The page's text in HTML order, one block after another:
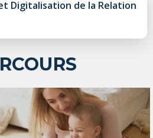
Digitalisation de la Relation